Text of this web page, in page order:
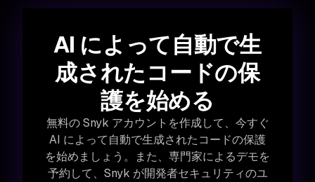
AI によって自動で生
成されたコードの保
護を始める
無料の Snyk アカウントを作成して、今すぐ
AI によって自動で生成されたコードの保護
を始めましょう。また、専門家によるデモを
予約して、Snyk が開発者セキュリティのユ